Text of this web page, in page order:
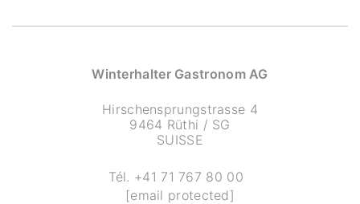
Winterhalter Gastronom AG
Hirschensprungstrasse 4
9464 Rüthi / SG
SUISSE
Tél. +41 71 767 80 00
[email protected]